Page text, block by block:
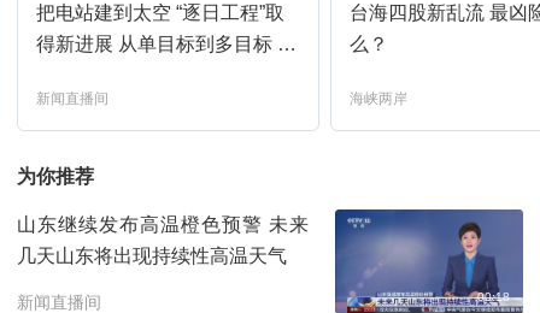
13:00
13:30 今日关注
14:00
14:30 新闻联播 预约
把电站建到太空 “逐日工程”取
得新进展 从单目标到多目标 突
新闻直播间
台海四股新乱流 最凶
么？
海峡两岸
为你推荐
山东继续发布高温橙色预警 未来
几天山东将出现持续性高温天气
新闻直播间 00:18